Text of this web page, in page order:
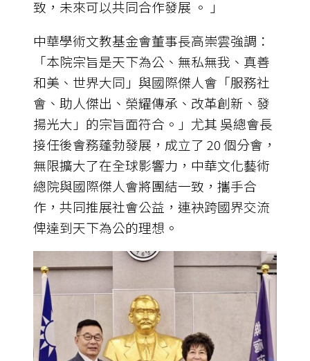
致，未來可以共同合作發展 。 」
中華學術文教基金會董事長高崇雲強調：
「本院宗旨是天下為公、無私無我、真善
和美、世界大同」與國際傑人會「服務社
會、助人傑出、榮耀傳承、改革創新、發
揚光大」的宗旨面符合。」尤其 吳總會長
接任後會務蓬勃發展，成立了 20 個分會，
無限擴大了在全球影響力，中華文化藝術
總院與國際傑人會將團結一致，攜手合
作，共同推展社會公益，連袂跨國界交流
俾達到天下為公的理想。